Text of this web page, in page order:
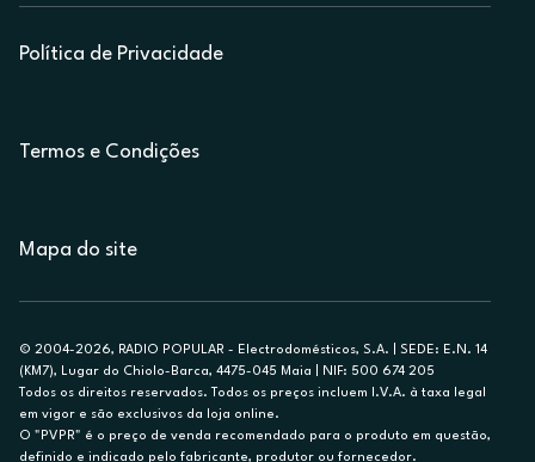
Política de Privacidade
Termos e Condições
Mapa do site
© 2004-2026, RADIO POPULAR - Electrodomésticos, S.A. | SEDE: E.N. 14
(KM7), Lugar do Chiolo-Barca, 4475-045 Maia | NIF: 500 674 205
Todos os direitos reservados. Todos os preços incluem I.V.A. à taxa legal
em vigor e são exclusivos da loja online.
O "PVPR" é o preço de venda recomendado para o produto em questão,
definido e indicado pelo fabricante, produtor ou fornecedor.